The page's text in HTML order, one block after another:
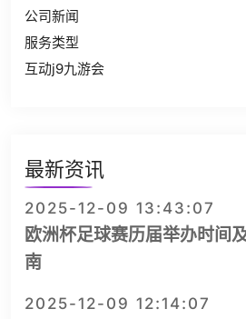
公司新闻
服务类型
互动j9九游会
最新资讯
2025-12-09 13:43:07
欧洲杯足球赛历届举办时间
南
2025-12-09 12:14:07